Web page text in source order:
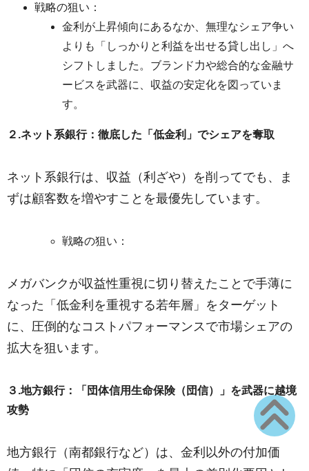
戦略の狙い：
金利が上昇傾向にあるなか、無理なシェア争い
よりも「しっかりと利益を出せる貸し出し」へ
シフトしました。ブランド力や総合的な金融サ
ービスを武器に、収益の安定化を図っていま
す。
２.ネット系銀行：徹底した「低金利」でシェアを奪取
ネット系銀行は、収益（利ざや）を削ってでも、ま
ずは顧客数を増やすことを最優先しています。
戦略の狙い：
メガバンクが収益性重視に切り替えたことで手薄に
なった「低金利を重視する若年層」をターゲット
に、圧倒的なコストパフォーマンスで市場シェアの
拡大を狙います。
３.地方銀行：「団体信用生命保険（団信）」を武器に越境
攻勢
地方銀行（南都銀行など）は、金利以外の付加価